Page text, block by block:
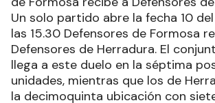
Un solo partido abre la fecha 10
las 15.30 Defensores de Formosa
Defensores de Herradura. El
llega a este duelo en la séptima
unidades, mientras que los de
la decimoquinta ubicación con